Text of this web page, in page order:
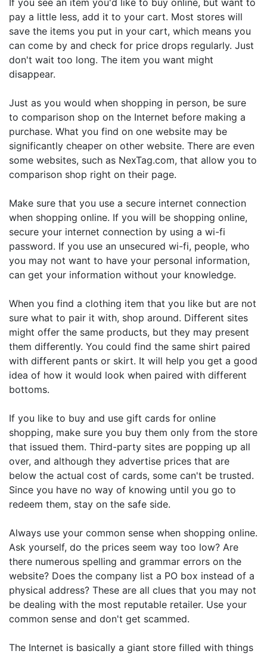
If you see an item you'd like to buy online, but want to
pay a little less, add it to your cart. Most stores will
save the items you put in your cart, which means you
can come by and check for price drops regularly. Just
don't wait too long. The item you want might
disappear.
Just as you would when shopping in person, be sure
to comparison shop on the Internet before making a
purchase. What you find on one website may be
significantly cheaper on other website. There are even
some websites, such as NexTag.com, that allow you to
comparison shop right on their page.
Make sure that you use a secure internet connection
when shopping online. If you will be shopping online,
secure your internet connection by using a wi-fi
password. If you use an unsecured wi-fi, people, who
you may not want to have your personal information,
can get your information without your knowledge.
When you find a clothing item that you like but are not
sure what to pair it with, shop around. Different sites
might offer the same products, but they may present
them differently. You could find the same shirt paired
with different pants or skirt. It will help you get a good
idea of how it would look when paired with different
bottoms.
If you like to buy and use gift cards for online
shopping, make sure you buy them only from the store
that issued them. Third-party sites are popping up all
over, and although they advertise prices that are
below the actual cost of cards, some can't be trusted.
Since you have no way of knowing until you go to
redeem them, stay on the safe side.
Always use your common sense when shopping online.
Ask yourself, do the prices seem way too low? Are
there numerous spelling and grammar errors on the
website? Does the company list a PO box instead of a
physical address? These are all clues that you may not
be dealing with the most reputable retailer. Use your
common sense and don't get scammed.
The Internet is basically a giant store filled with things